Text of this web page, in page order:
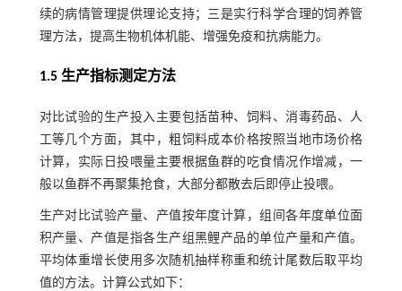
续的病情管理提供理论支持；三是实行科学合理的饲养管
理方法，提高生物机体机能、增强免疫和抗病能力。
1.5 生产指标测定方法
对比试验的生产投入主要包括苗种、饲料、消毒药品、人
工等几个方面，其中，粗饲料成本价格按照当地市场价格
计算，实际日投喂量主要根据鱼群的吃食情况作增减，一
般以鱼群不再聚集抢食，大部分都散去后即停止投喂。
生产对比试验产量、产值按年度计算，组间各年度单位面
积产量、产值是指各生产组黑鲤产品的单位产量和产值。
平均体重增长使用多次随机抽样称重和统计尾数后取平均
值的方法。计算公式如下：